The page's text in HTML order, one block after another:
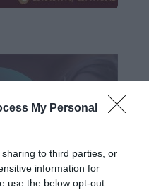
My Personal
to third parties, or
information for
use the below opt-out